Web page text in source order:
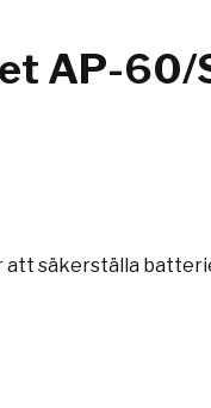
AP-60/
säkerställa